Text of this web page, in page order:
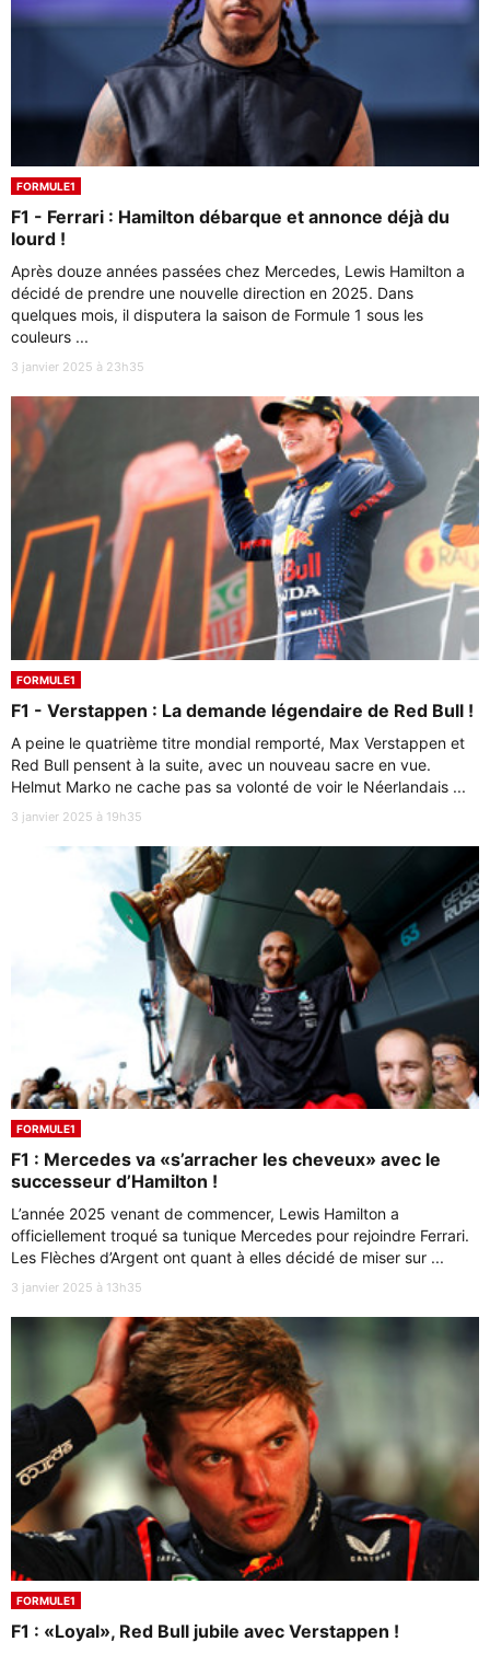
FORMULE1
F1 - Ferrari : Hamilton débarque et annonce déjà du
lourd !
Après douze années passées chez Mercedes, Lewis Hamilton a
décidé de prendre une nouvelle direction en 2025. Dans
quelques mois, il disputera la saison de Formule 1 sous les
couleurs ...
3 janvier 2025 à 23h35
FORMULE1
F1 - Verstappen : La demande légendaire de Red Bull !
A peine le quatrième titre mondial remporté, Max Verstappen et
Red Bull pensent à la suite, avec un nouveau sacre en vue.
Helmut Marko ne cache pas sa volonté de voir le Néerlandais ...
3 janvier 2025 à 19h35
FORMULE1
F1 : Mercedes va «s’arracher les cheveux» avec le
successeur d’Hamilton !
L’année 2025 venant de commencer, Lewis Hamilton a
officiellement troqué sa tunique Mercedes pour rejoindre Ferrari.
Les Flèches d’Argent ont quant à elles décidé de miser sur ...
3 janvier 2025 à 13h35
FORMULE1
F1 : «Loyal», Red Bull jubile avec Verstappen !